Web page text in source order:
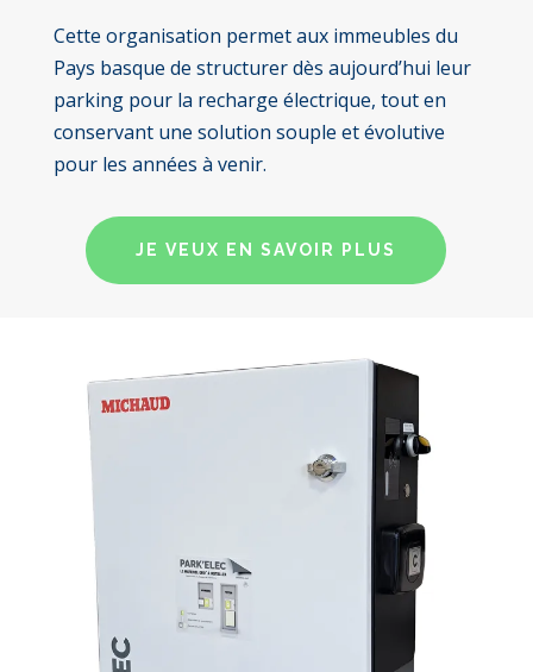
Cette organisation permet aux immeubles du
Pays basque de structurer dès aujourd’hui leur
parking pour la recharge électrique, tout en
conservant une solution souple et évolutive
pour les années à venir.
JE VEUX EN SAVOIR PLUS